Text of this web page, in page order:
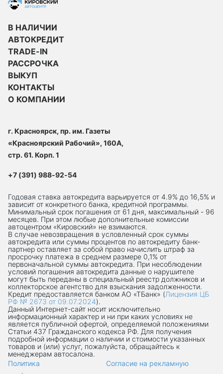
В НАЛИЧИИ
АВТОКРЕДИТ
TRADE-IN
РАССРОЧКА
ВЫКУП
КОНТАКТЫ
О КОМПАНИИ
г. Красноярск, пр. им. Газеты
«Красноярский Рабочий», 160А,
стр. 61. Корп. 1
+7 (391) 988-92-54
Годовая ставка автокредита варьируется от 4.9% до 16,5% и
зависит от конкретного банка, кредитной программы.
Минимальный срок погашения от 61 дня, максимальный - 96
месяцев. При этом любые дополнительные комиссии
автоцентром «Кировский» не взимаются.
В случае невозвращения в условленный срок суммы
автокредита или суммы процентов по автокредиту банк-
партнер оставляет за собой право начислить штраф за
просрочку платежа в среднем размере 0,1% от
первоначальной суммы автокредита. При несоблюдении
условий погашения автокредита данные о нарушителе
могут быть переданы в специальный реестр должников и
коллекторское агентство для взыскания задолженности.
Кредит предоставляется банком АО «ТБанк» (Лицензия ЦБ
РФ № 2673 от 09.07.2024).
Данный Интернет-сaйт носит исключительно
информационный характер и ни при каких условиях не
является публичной офертой, определяемой положениями
Статьи 437 Гражданского кодекса РФ. Для получения
подробной информации о наличии и стоимости указанных
товаров и (или) услуг, пожалуйста, обращайтесь к
менеджерам автосалона.
Политика
Согласие на рекламную